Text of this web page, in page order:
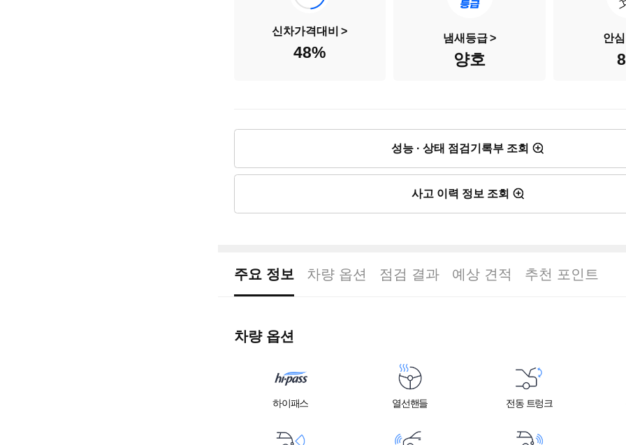
신차가격대비
48%
냄새등급
양호
안
성능 · 상태 점검기록부 조회
사고 이력 정보 조회
주요 정보 차량 옵션 점검 결과 예상 견적 추천 포인트
차량 옵션
하이패스 열선핸들 전동 트렁크